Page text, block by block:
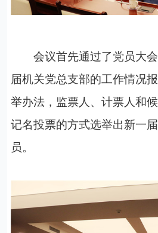
会议首先通过了党员大
届机关党总支部的工作情况
举办法， 监票人、计票人和
记名投票的方式选举出新一
员。